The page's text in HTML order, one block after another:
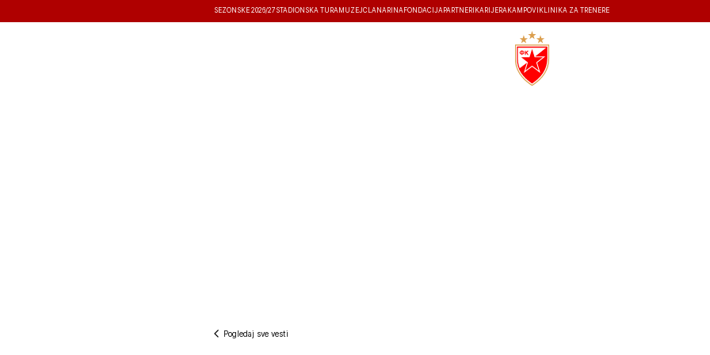
SEZONSKE 2026/27 STADIONSKA TURA MUZEJČLANARINA FONDACIJA PARTNERI KARIJERA KAMPOVI KLINIKA ZA TRENERE
Pogledaj sve vesti